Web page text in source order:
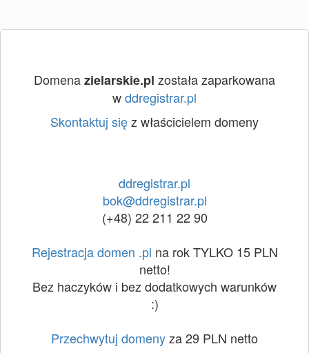
Domenazielarskie.pl została zaparkowana
wddregistrar.pl
Skontaktuj sięz właścicielem domeny
ddregistrar.pl
bok@ddregistrar.pl
(+48) 22 211 22 90
Rejestracja domen .pl na rok TYLKO 15 PLN
netto!
Bez haczyków i bez dodatkowych warunków
:)
Przechwytuj domenyza 29 PLN netto